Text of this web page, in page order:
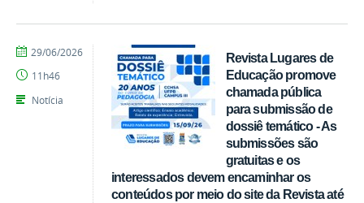
Revista Lugares de
Educação promove
chamada pública
para submissão de
dossiê temático - As
submissões são
gratuitas e os
interessados devem encaminhar os
conteúdos por meio do site da Revista até
por
publicado
29/06/2026
11h46
Notícia